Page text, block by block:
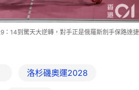
：14到驚天大逆轉，對手正是俄羅斯劍手保路達捷
洛杉磯奧運2028